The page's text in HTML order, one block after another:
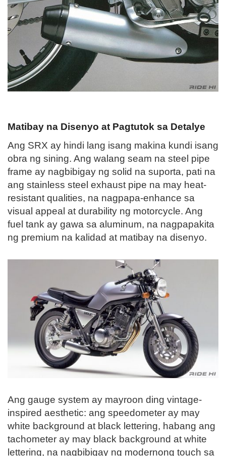
Matibay na Disenyo at Pagtutok sa Detalye
Ang SRX ay hindi lang isang makina kundi isang
obra ng sining. Ang walang seam na steel pipe
frame ay nagbibigay ng solid na suporta, pati na
ang stainless steel exhaust pipe na may heat-
resistant qualities, na nagpapa-enhance sa
visual appeal at durability ng motorcycle. Ang
fuel tank ay gawa sa aluminum, na nagpapakita
ng premium na kalidad at matibay na disenyo.
Ang gauge system ay mayroon ding vintage-
inspired aesthetic: ang speedometer ay may
white background at black lettering, habang ang
tachometer ay may black background at white
lettering, na nagbibigay ng modernong touch sa